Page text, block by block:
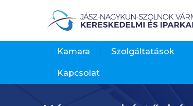
Kamara Szolgáltatások
Kapcsolat